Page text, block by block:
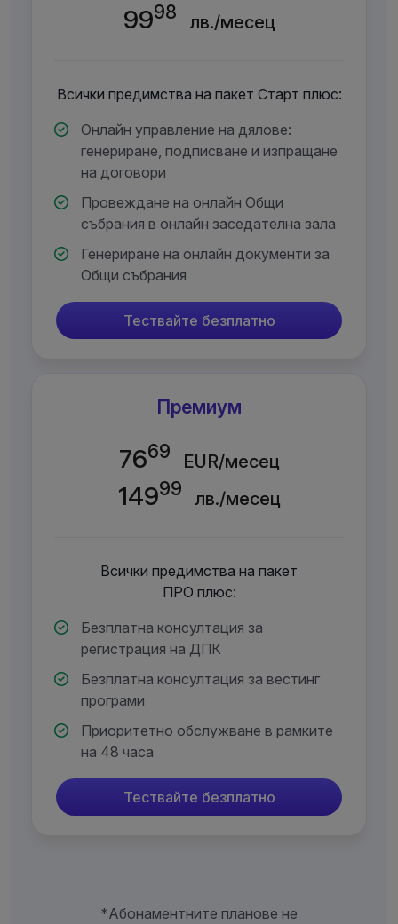
9998 лв./месец
Всички предимства на пакет Старт плюс:
Онлайн управление на дялове:
генериране, подписване и изпращане
на договори
Провеждане на онлайн Общи
събрания в онлайн заседателна зала
Генериране на онлайн документи за
Общи събрания
Тествайте безплатно
Премиум
7669 EUR/месец
14999 лв./месец
Всички предимства на пакет
ПРО плюс:
Безплатна консултация за
регистрация на ДПК
Безплатна консултация за вестинг
програми
Приоритетно обслужване в рамките
на 48 часа
Тествайте безплатно
*Абонаментните планове не